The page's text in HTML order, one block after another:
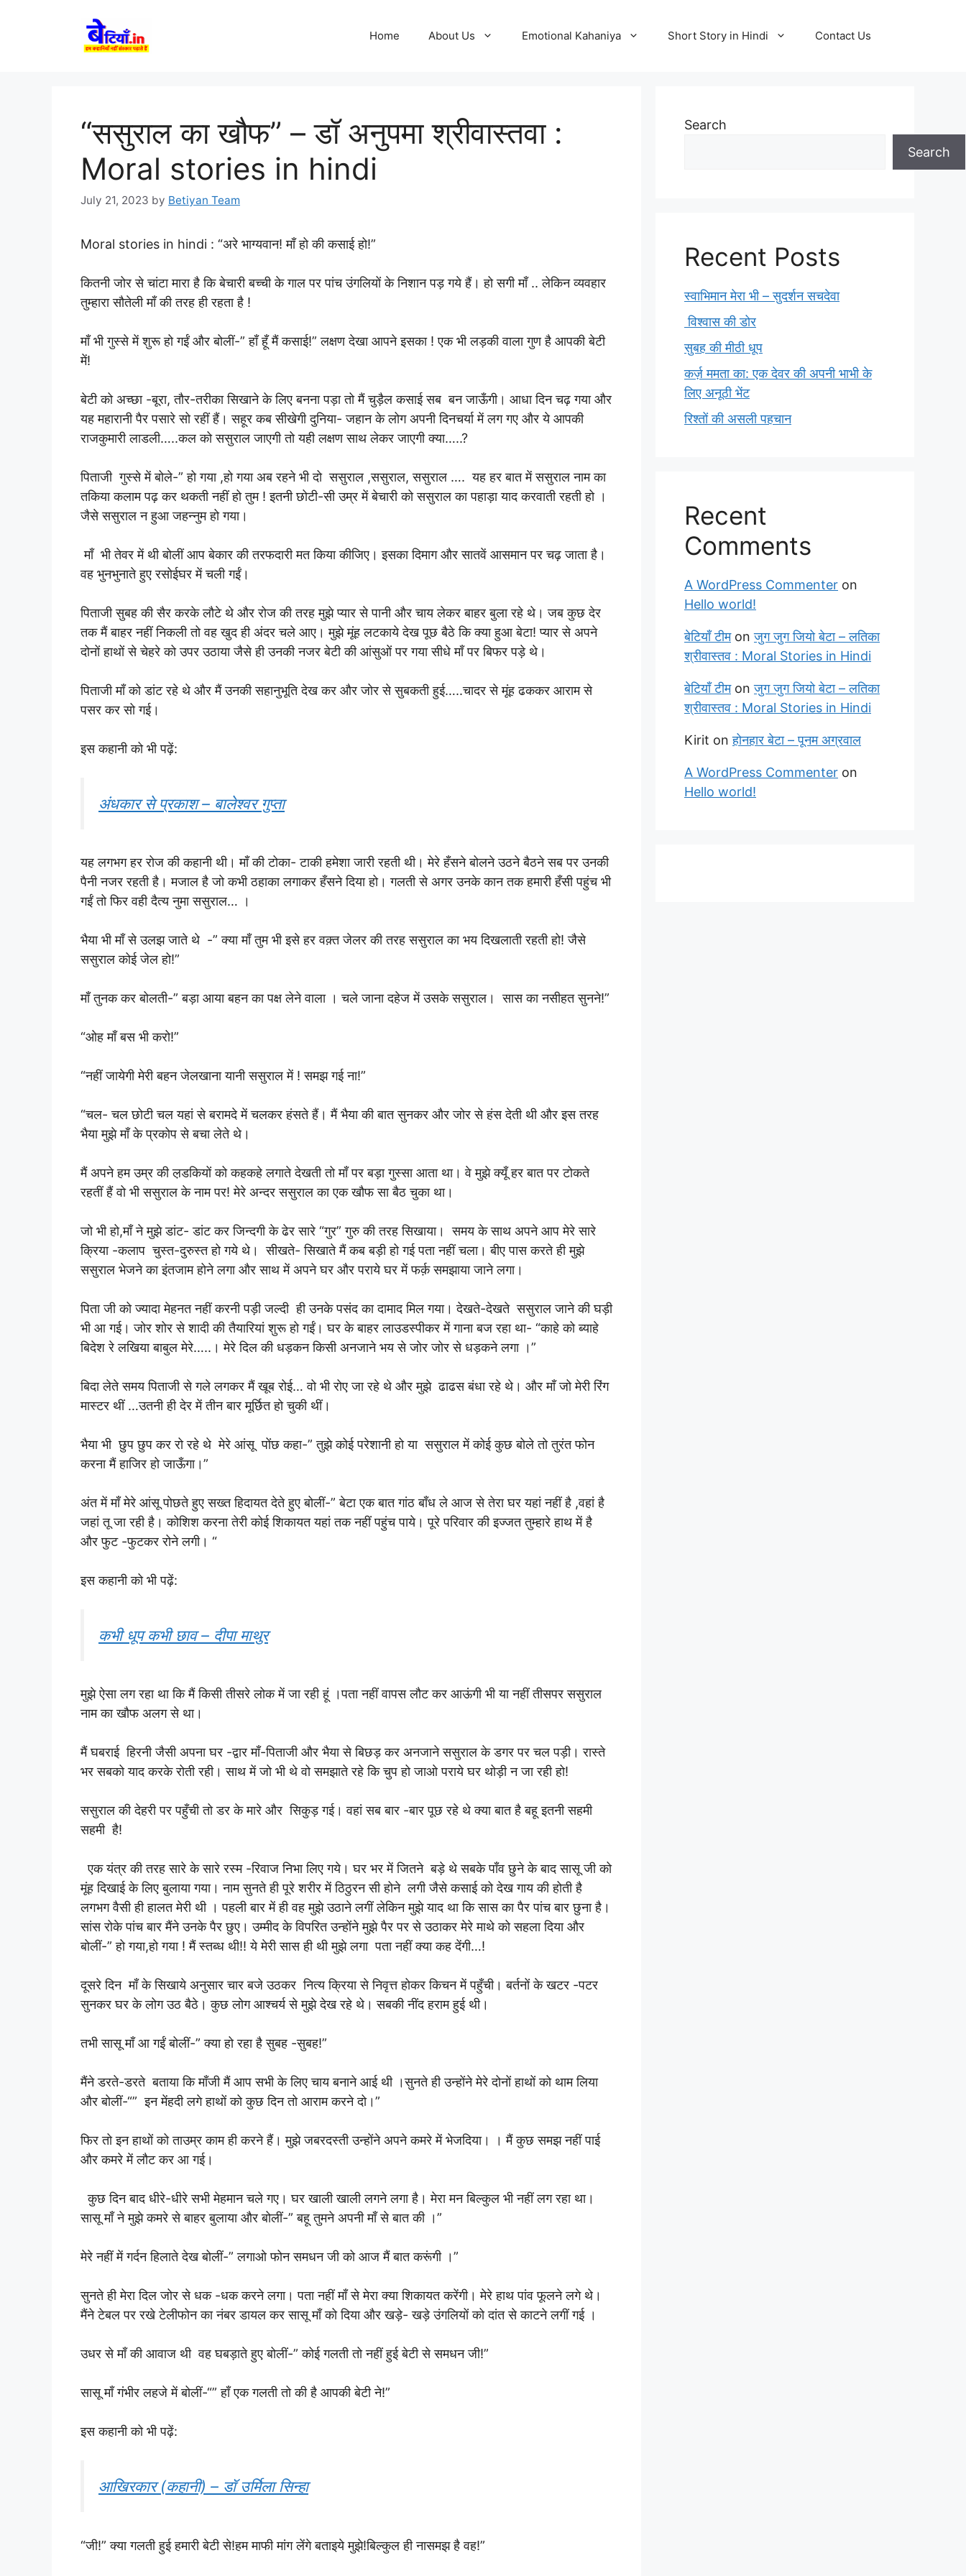
Home About Us Emotional Kahaniya Short Story in Hindi Contact Us
“ससुराल का खौफ” – डॉ अनुपमा श्रीवास्तवा :
Moral stories in hindi
July 21, 2023 by Betiyan Team
Moral stories in hindi : “अरे भाग्यवान! माँ हो की कसाई हो!”
कितनी जोर से चांटा मारा है कि बेचारी बच्ची के गाल पर पांच उंगलियों के निशान पड़ गये हैं। हो सगी माँ .. लेकिन व्यवहार
तुम्हारा सौतेली माँ की तरह ही रहता है !
माँ भी गुस्से में शुरू हो गईं और बोलीं-” हाँ हूँ मैं कसाई!” लक्षण देखा आपने इसका ! एक भी लड़की वाला गुण है आपकी बेटी
में!
बेटी को अच्छा -बूरा, तौर-तरीका सिखाने के लिए बनना पड़ा तो मैं चुड़ैल कसाई सब बन जाऊँगी। आधा दिन चढ़ गया और
यह महारानी पैर पसारे सो रहीं हैं। सहूर कब सीखेगी दुनिया- जहान के लोग अपनी दिनचर्या में लग गए और ये आपकी
राजकुमारी लाडली…..कल को ससुराल जाएगी तो यही लक्षण साथ लेकर जाएगी क्या…..?
पिताजी गुस्से में बोले-” हो गया ,हो गया अब रहने भी दो ससुराल ,ससुराल, ससुराल …. यह हर बात में ससुराल नाम का
तकिया कलाम पढ़ कर थकती नहीं हो तुम ! इतनी छोटी-सी उम्र में बेचारी को ससुराल का पहाड़ा याद करवाती रहती हो ।
जैसे ससुराल न हुआ जहन्नुम हो गया।
माँ भी तेवर में थी बोलीं आप बेकार की तरफदारी मत किया कीजिए। इसका दिमाग और सातवें आसमान पर चढ़ जाता है।
वह भुनभुनाते हुए रसोईघर में चली गईं।
पिताजी सुबह की सैर करके लौटे थे और रोज की तरह मुझे प्यार से पानी और चाय लेकर बाहर बुला रहे थे। जब कुछ देर
तक मैं बाहर नहीं निकली तो वह खुद ही अंदर चले आए। मुझे मूंह लटकाये देख पूछ बैठे कि क्या हुआ बेटा! प्यार से अपने
दोनों हाथों से चेहरे को उपर उठाया जैसे ही उनकी नजर बेटी की आंसुओं पर गया सीधे माँ पर बिफर पड़े थे।
पिताजी माँ को डांट रहे थे और मैं उनकी सहानुभूति देख कर और जोर से सुबकती हुई…..चादर से मूंह ढककर आराम से
पसर कर सो गई।
इस कहानी को भी पढ़ें:
अंधकार से प्रकाश – बालेश्वर गुप्ता
यह लगभग हर रोज की कहानी थी। माँ की टोका- टाकी हमेशा जारी रहती थी। मेरे हँसने बोलने उठने बैठने सब पर उनकी
पैनी नजर रहती है। मजाल है जो कभी ठहाका लगाकर हँसने दिया हो। गलती से अगर उनके कान तक हमारी हँसी पहुंच भी
गईं तो फिर वही दैत्य नुमा ससुराल… ।
भैया भी माँ से उलझ जाते थे -” क्या माँ तुम भी इसे हर वक़्त जेलर की तरह ससुराल का भय दिखलाती रहती हो! जैसे
ससुराल कोई जेल हो!”
माँ तुनक कर बोलती-” बड़ा आया बहन का पक्ष लेने वाला । चले जाना दहेज में उसके ससुराल। सास का नसीहत सुनने!”
“ओह माँ बस भी करो!”
“नहीं जायेगी मेरी बहन जेलखाना यानी ससुराल में ! समझ गई ना!”
“चल- चल छोटी चल यहां से बरामदे में चलकर हंसते हैं। मैं भैया की बात सुनकर और जोर से हंस देती थी और इस तरह
भैया मुझे माँ के प्रकोप से बचा लेते थे।
मैं अपने हम उम्र की ल़डकियों को कहकहे लगाते देखती तो माँ पर बड़ा गुस्सा आता था। वे मुझे क्यूँ हर बात पर टोकते
रहतीं हैं वो भी ससुराल के नाम पर! मेरे अन्दर ससुराल का एक खौफ सा बैठ चुका था।
जो भी हो,माँ ने मुझे डांट- डांट कर जिन्दगी के ढेर सारे “गुर” गुरु की तरह सिखाया। समय के साथ अपने आप मेरे सारे
क्रिया -कलाप चुस्त-दुरुस्त हो गये थे। सीखते- सिखाते मैं कब बड़ी हो गई पता नहीं चला। बीए पास करते ही मुझे
ससुराल भेजने का इंतजाम होने लगा और साथ में अपने घर और पराये घर में फर्क़ समझाया जाने लगा।
पिता जी को ज्यादा मेहनत नहीं करनी पड़ी जल्दी ही उनके पसंद का दामाद मिल गया। देखते-देखते ससुराल जाने की घड़ी
भी आ गई। जोर शोर से शादी की तैयारियां शुरू हो गईं। घर के बाहर लाउडस्पीकर में गाना बज रहा था- “काहे को ब्याहे
बिदेश रे लखिया बाबुल मेरे…..। मेरे दिल की धड़कन किसी अनजाने भय से जोर जोर से धड़कने लगा ।”
बिदा लेते समय पिताजी से गले लगकर मैं खूब रोई… वो भी रोए जा रहे थे और मुझे ढाढस बंधा रहे थे। और माँ जो मेरी रिंग
मास्टर थीं …उतनी ही देर में तीन बार मूर्छित हो चुकी थीं।
भैया भी छुप छुप कर रो रहे थे मेरे आंसू पोंछ कहा-” तुझे कोई परेशानी हो या ससुराल में कोई कुछ बोले तो तुरंत फोन
करना मैं हाजिर हो जाऊँगा।”
अंत में माँ मेरे आंसू पोछते हुए सख्त हिदायत देते हुए बोलीं-” बेटा एक बात गांठ बाँध ले आज से तेरा घर यहां नहीं है ,वहां है
जहां तू जा रही है। कोशिश करना तेरी कोई शिकायत यहां तक नहीं पहुंच पाये। पूरे परिवार की इज्जत तुम्हारे हाथ में है
और फुट -फुटकर रोने लगी। “
इस कहानी को भी पढ़ें:
कभी धूप कभी छाव – दीपा माथुर
मुझे ऐसा लग रहा था कि मैं किसी तीसरे लोक में जा रही हूं ।पता नहीं वापस लौट कर आऊंगी भी या नहीं तीसपर ससुराल
नाम का खौफ अलग से था।
मैं घबराई हिरनी जैसी अपना घर -द्वार माँ-पिताजी और भैया से बिछड़ कर अनजाने ससुराल के डगर पर चल पड़ी। रास्ते
भर सबको याद करके रोती रही। साथ में जो भी थे वो समझाते रहे कि चुप हो जाओ पराये घर थोड़ी न जा रही हो!
ससुराल की देहरी पर पहुँची तो डर के मारे और सिकुड़ गई। वहां सब बार -बार पूछ रहे थे क्या बात है बहू इतनी सहमी
सहमी है!
एक यंत्र की तरह सारे के सारे रस्म -रिवाज निभा लिए गये। घर भर में जितने बड़े थे सबके पाँव छुने के बाद सासू जी को
मूंह दिखाई के लिए बुलाया गया। नाम सुनते ही पूरे शरीर में ठिठुरन सी होने लगी जैसे कसाई को देख गाय की होती है
लगभग वैसी ही हालत मेरी थी । पहली बार में ही वह मुझे उठाने लगीं लेकिन मुझे याद था कि सास का पैर पांच बार छुना है।
सांस रोके पांच बार मैंने उनके पैर छुए। उम्मीद के विपरित उन्होंने मुझे पैर पर से उठाकर मेरे माथे को सहला दिया और
बोलीं-” हो गया,हो गया ! मैं स्तब्ध थी!! ये मेरी सास ही थी मुझे लगा पता नहीं क्या कह देंगी…!
दूसरे दिन माँ के सिखाये अनुसार चार बजे उठकर नित्य क्रिया से निवृत्त होकर किचन में पहुँची। बर्तनों के खटर -पटर
सुनकर घर के लोग उठ बैठे। कुछ लोग आश्चर्य से मुझे देख रहे थे। सबकी नींद हराम हुई थी।
तभी सासू माँ आ गईं बोलीं-” क्या हो रहा है सुबह -सुबह!”
मैंने डरते-डरते बताया कि माँजी मैं आप सभी के लिए चाय बनाने आई थी ।सुनते ही उन्होंने मेरे दोनों हाथों को थाम लिया
और बोलीं-“” इन मेंहदी लगे हाथों को कुछ दिन तो आराम करने दो।”
फिर तो इन हाथों को ताउम्र काम ही करने हैं। मुझे जबरदस्ती उन्होंने अपने कमरे में भेजदिया। । मैं कुछ समझ नहीं पाई
और कमरे में लौट कर आ गई।
कुछ दिन बाद धीरे-धीरे सभी मेहमान चले गए। घर खाली खाली लगने लगा है। मेरा मन बिल्कुल भी नहीं लग रहा था।
सासू माँ ने मुझे कमरे से बाहर बुलाया और बोलीं-” बहू तुमने अपनी माँ से बात की ।”
मेरे नहीं में गर्दन हिलाते देख बोलीं-” लगाओ फोन समधन जी को आज मैं बात करूंगी ।”
सुनते ही मेरा दिल जोर से धक -धक करने लगा। पता नहीं माँ से मेरा क्या शिकायत करेंगी। मेरे हाथ पांव फूलने लगे थे।
मैंने टेबल पर रखे टेलीफोन का नंबर डायल कर सासू माँ को दिया और खड़े- खड़े उंगलियों को दांत से काटने लगीं गई ।
उधर से माँ की आवाज थी वह घबड़ाते हुए बोलीं-” कोई गलती तो नहीं हुई बेटी से समधन जी!”
सासू माँ गंभीर लहजे में बोलीं-“” हाँ एक गलती तो की है आपकी बेटी ने!”
इस कहानी को भी पढ़ें:
आखिरकार (कहानी) – डॉ उर्मिला सिन्हा
“जी!” क्या गलती हुई हमारी बेटी से!हम माफी मांग लेंगे बताइये मुझे!बिल्कुल ही नासमझ है वह!”
Search
Search
Recent Posts
स्वाभिमान मेरा भी – सुदर्शन सचदेवा
विश्वास की डोर
सुबह की मीठी धूप
कर्ज़ ममता का: एक देवर की अपनी भाभी के
लिए अनूठी भेंट
रिश्तों की असली पहचान
Recent
Comments
A WordPress Commenter on
Hello world!
बेटियाँ टीमonजुग जुग जियो बेटा – लतिका
श्रीवास्तव : Moral Stories in Hindi
बेटियाँ टीमonजुग जुग जियो बेटा – लतिका
श्रीवास्तव : Moral Stories in Hindi
Kirit onहोनहार बेटा – पूनम अग्रवाल
A WordPress Commenter on
Hello world!